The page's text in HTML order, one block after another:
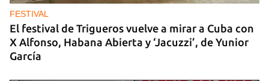
FESTIVAL
El festival de Trigueros vuelve a mirar a Cuba con
X Alfonso, Habana Abierta y ‘Jacuzzi’, de Yunior
García